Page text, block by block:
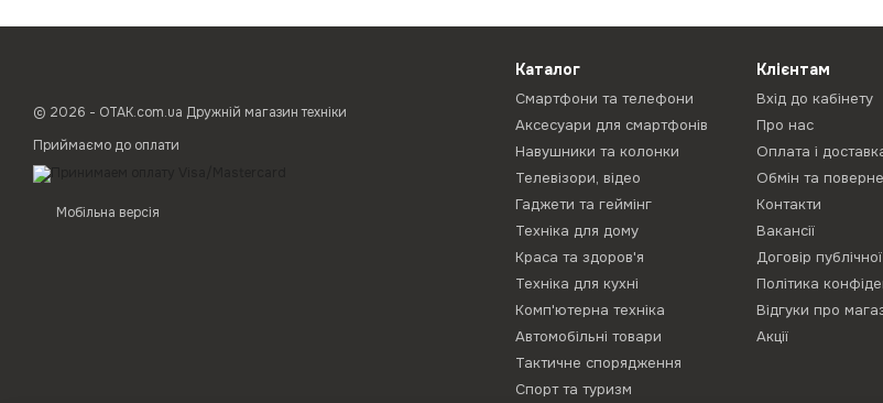
© 2026 - ОТАК.com.ua Дружній магазин техніки
Приймаємо до оплати
Мобільна версія
Каталог
Смартфони та телефони
Аксесуари для смартфонів
Навушники та колонки
Телевізори, відео
Гаджети та геймінг
Техніка для дому
Краса та здоров'я
Техніка для кухні
Комп'ютерна техніка
Автомобільні товари
Тактичне спорядження
Спорт та туризм
Клієнтам
Вхід до кабінету
Про нас
Оплата і
Обмін та
Контакти
Вакансії
Договір
Політика
Відгуки про
Акції